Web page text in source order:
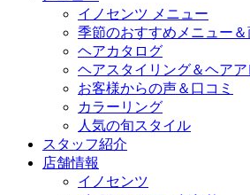
イノセンツ メニュー
季節のおすすめメニュー＆
ヘアカタログ
ヘアスタイリング＆ヘアア
お客様からの声＆口コミ
カラーリング
人気の旬スタイル
スタッフ紹介
店舗情報
イノセンツ